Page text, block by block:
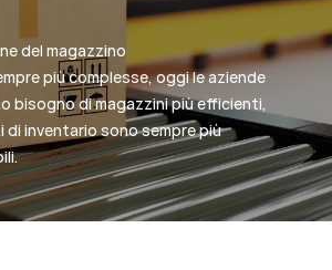
del magazzino
più complesse, oggi le aziende
bisogno di magazzini più efficienti,
di inventario sono sempre più